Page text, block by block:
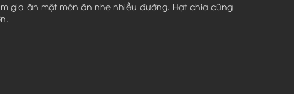
gia ăn một món ăn nhẹ nhiều đường. Hạt chia cũng